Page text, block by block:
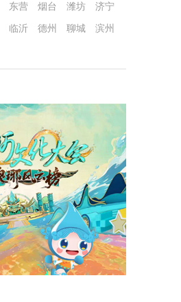
东营 烟台 潍坊
济宁
临沂 德州 聊城
滨州